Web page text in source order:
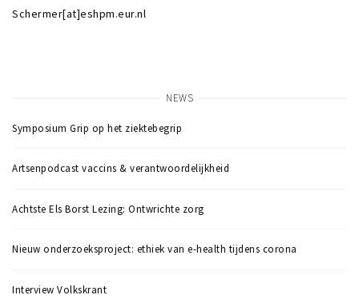
Schermer[at]eshpm.eur.nl
NEWS
Symposium Grip op het ziektebegrip
Artsenpodcast vaccins & verantwoordelijkheid
Achtste Els Borst Lezing: Ontwrichte zorg
Nieuw onderzoeksproject: ethiek van e-health tijdens corona
Interview Volkskrant